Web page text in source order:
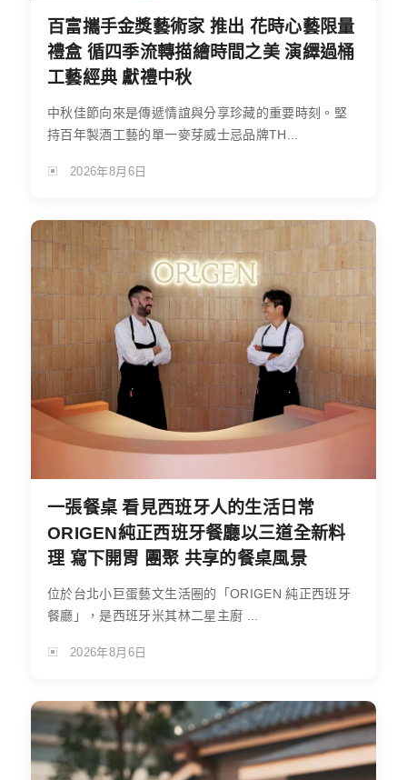
百富攜手金獎藝術家 推出 花時心藝限量
禮盒 循四季流轉描繪時間之美 演繹過桶
工藝經典 獻禮中秋
中秋佳節向來是傳遞情誼與分享珍藏的重要時刻。堅
持百年製酒工藝的單一麥芽威士忌品牌TH...
2026年8月6日
一張餐桌 看見西班牙人的生活日常
ORIGEN純正西班牙餐廳以三道全新料
理 寫下開胃 團聚 共享的餐桌風景
位於台北小巨蛋藝文生活圈的「ORIGEN 純正西班牙
餐廳」，是西班牙米其林二星主廚 ...
2026年8月6日